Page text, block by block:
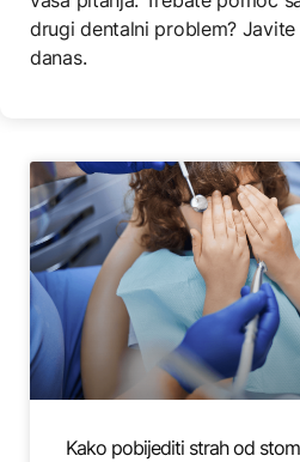
drugi dentalni problem?
danas.
Kako pobijediti strah od